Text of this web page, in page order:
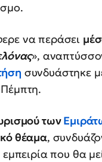
να περάσει
»,
συνδυάστηκε
των
θέαμα,
που θα